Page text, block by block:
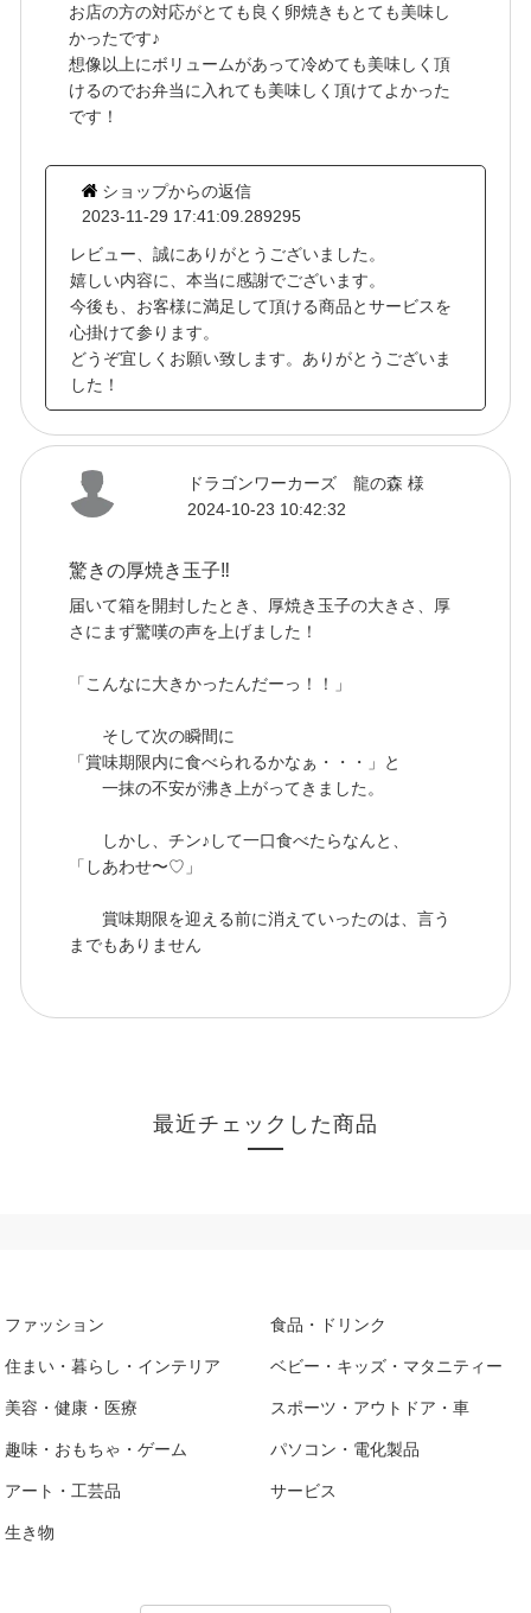
お店の方の対応がとても良く卵焼きもとても美味し
かったです♪
想像以上にボリュームがあって冷めても美味しく頂
けるのでお弁当に入れても美味しく頂けてよかった
です！
ショップからの返信
2023-11-29 17:41:09.289295
レビュー、誠にありがとうございました。
嬉しい内容に、本当に感謝でございます。
今後も、お客様に満足して頂ける商品とサービスを
心掛けて参ります。
どうぞ宜しくお願い致します。ありがとうございま
した！
ドラゴンワーカーズ 龍の森 様
2024-10-23 10:42:32
驚きの厚焼き玉子‼
届いて箱を開封したとき、厚焼き玉子の大きさ、厚
さにまず驚嘆の声を上げました！
「こんなに大きかったんだーっ！！」
そして次の瞬間に
「賞味期限内に食べられるかなぁ・・・」と
一抹の不安が沸き上がってきました。
しかし、チン♪して一口食べたらなんと、
「しあわせ〜♡」
賞味期限を迎える前に消えていったのは、言う
までもありません
最近チェックした商品
ファッション 食品・ドリンク
住まい・暮らし・インテリア ベビー・キッズ・マタニティー
美容・健康・医療 スポーツ・アウトドア・車
趣味・おもちゃ・ゲーム パソコン・電化製品
アート・工芸品 サービス
生き物